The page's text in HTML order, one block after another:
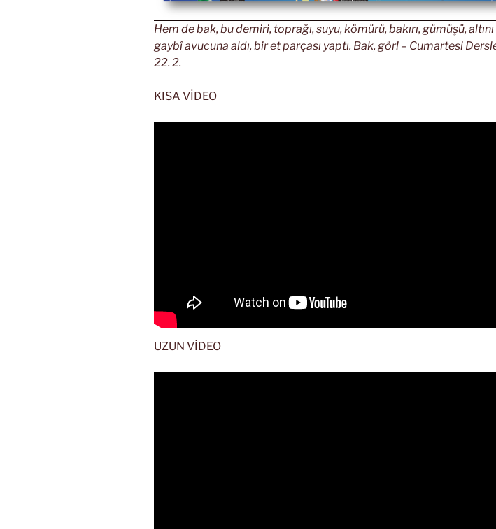
Hem de bak, bu demiri, toprağı, suyu, kömürü, bakırı, gümüşü, altını
gaybî avucuna aldı, bir et parçası yaptı. Bak, gör! – Cumartesi
22. 2.
KISA VİDEO
UZUN VİDEO